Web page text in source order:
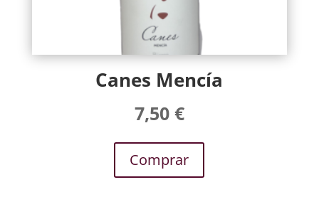
Canes Mencía
7,50 €
Comprar